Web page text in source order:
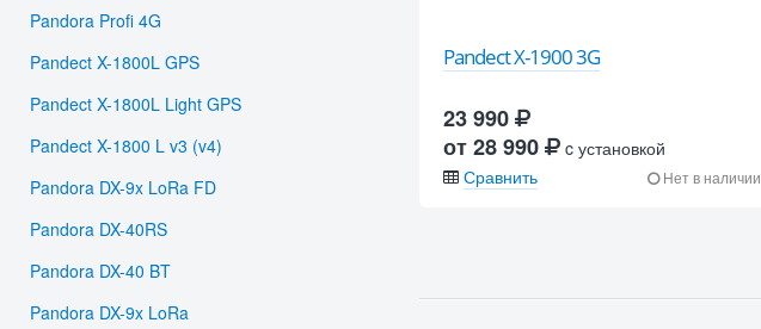
Pandect X-1900 3G
23 990
от 28 990
c установкой
Сравнить
Нет в наличии
Pandora Profi 4G
Pandect X-1800L GPS
Pandect X-1800L Light GPS
Pandect X-1800 L v3 (v4)
Pandora DX-9x LoRa FD
Pandora DX-40RS
Pandora DX-40 BT
Pandora DX-9x LoRa